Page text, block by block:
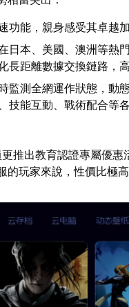
功能，親身感受其卓越
在日本、美國、澳洲等熱
長距離數據交換鏈路，
監測全網運作狀態，動
技能互動、戰術配合等
推出教育認證專屬優
玩家來說，性價比極高